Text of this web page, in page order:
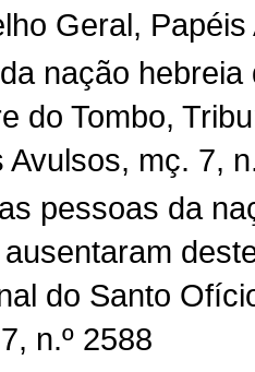
Geral,
nação
do Tombo,
Avulsos, mç. 7,
pessoas da
do Santo
n.º 2588